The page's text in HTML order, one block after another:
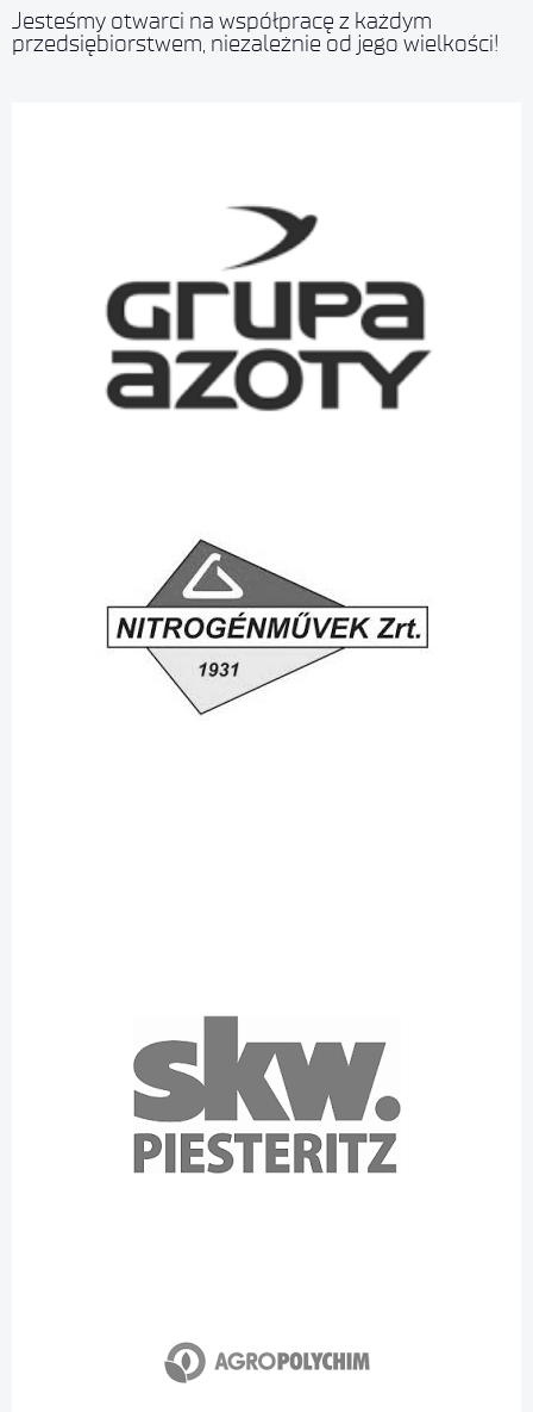
Jesteśmy otwarci na współpracę z każdym
przedsiębiorstwem, niezależnie od jego wielkości!